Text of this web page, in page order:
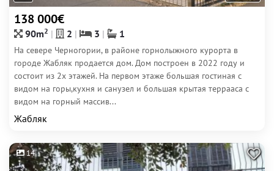
138 000€
90m2 2 3 1
На севере Черногории, в районе горнолыжного курорта в
городе Жабляк продается дом. Дом построен в 2022 году и
состоит из 2х этажей. На первом этаже большая гостиная с
видом на горы,кухня и санузел и большая крытая террааса с
видом на горный массив...
Жабляк
14